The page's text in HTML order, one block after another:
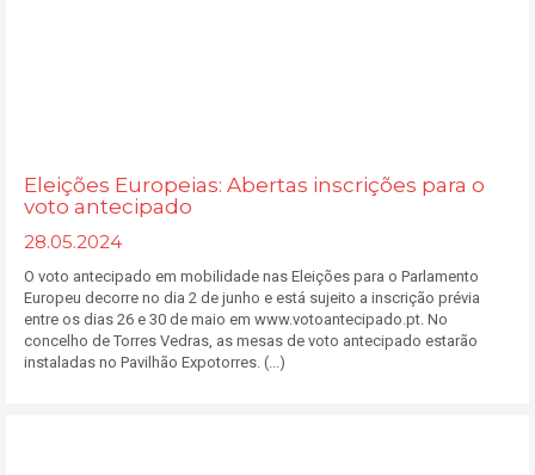
Eleições Europeias: Abertas inscrições para o
voto antecipado
28.05.2024
O voto antecipado em mobilidade nas Eleições para o Parlamento
Europeu decorre no dia 2 de junho e está sujeito a inscrição prévia
entre os dias 26 e 30 de maio em www.votoantecipado.pt. No
concelho de Torres Vedras, as mesas de voto antecipado estarão
instaladas no Pavilhão Expotorres. (...)